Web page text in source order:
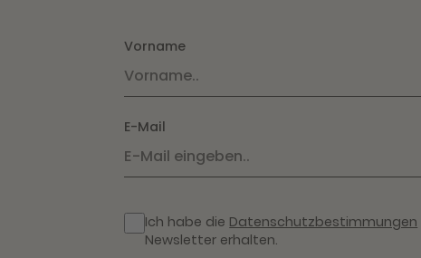
Vorname
E-Mail
Ich habe die Datenschutzbestimmungen
Newsletter erhalten.